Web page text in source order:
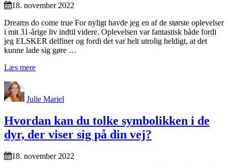
18. november 2022
Dreams do come true For nyligt havde jeg en af de største oplevelser
i mit 31-årige liv indtil videre. Oplevelsen var fantastisk både fordi
jeg ELSKER delfiner og fordi det var helt utrolig heldigt, at det
kunne lade sig gøre …
Læs mere
Julie Mariel
Hvordan kan du tolke symbolikken i de
dyr, der viser sig på din vej?
18. november 2022